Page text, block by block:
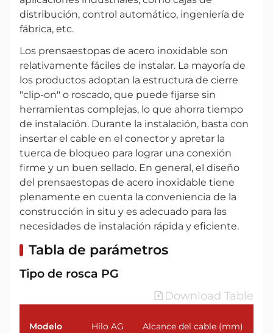
distribución, control automático, ingeniería de
fábrica, etc.
Los prensaestopas de acero inoxidable son
relativamente fáciles de instalar. La mayoría de
los productos adoptan la estructura de cierre
"clip-on" o roscado, que puede fijarse sin
herramientas complejas, lo que ahorra tiempo
de instalación. Durante la instalación, basta con
insertar el cable en el conector y apretar la
tuerca de bloqueo para lograr una conexión
firme y un buen sellado. En general, el diseño
del prensaestopas de acero inoxidable tiene
plenamente en cuenta la conveniencia de la
construcción in situ y es adecuado para las
necesidades de instalación rápida y eficiente.
Tabla de parámetros
Tipo de rosca PG
Download Table
Modelo Hilo AG Alcance del cable (mm)